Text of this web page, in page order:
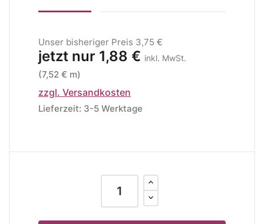
Unser bisheriger Preis 3,75 €
jetzt nur 1,88 € inkl. MwSt.
(7,52 € m)
zzgl. Versandkosten
Lieferzeit: 3-5 Werktage